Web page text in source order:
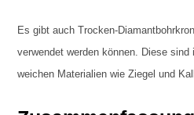
Es gibt auch Trocken-
verwendet werden können. Diese
weichen Materialien wie Ziegel und